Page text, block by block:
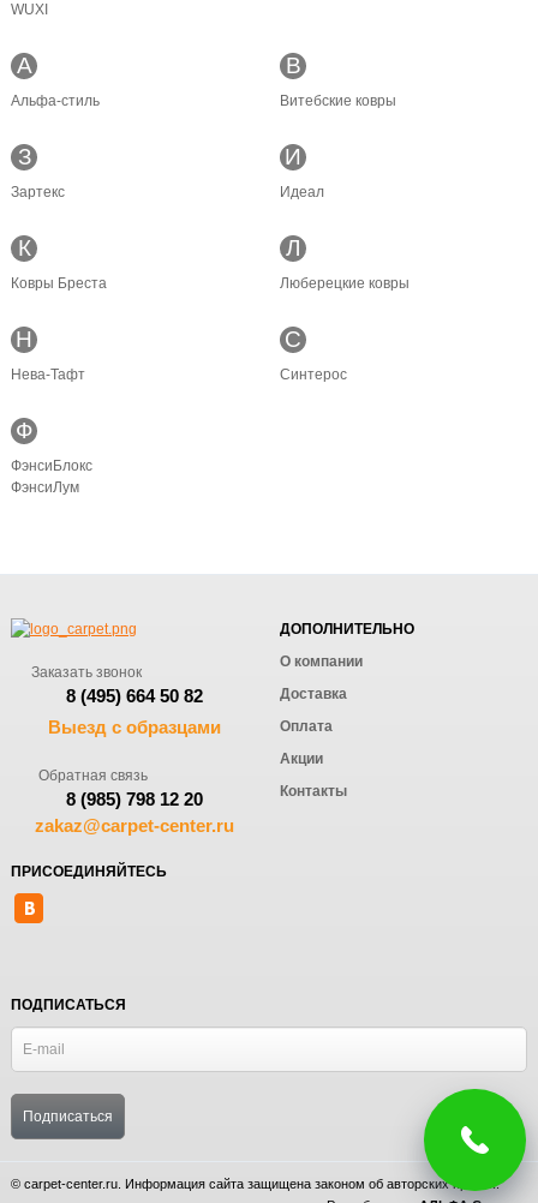
WUXI
А
Альфа-стиль
В
Витебские ковры
З
Зартекс
И
Идеал
К
Ковры Бреста
Л
Люберецкие ковры
Н
Нева-Тафт
С
Синтерос
Ф
ФэнсиБлокс
ФэнсиЛум
Заказать звонок
8 (495) 664 50 82
Выезд с образцами
Обратная связь
8 (985) 798 12 20
zakaz@carpet-center.ru
ДОПОЛНИТЕЛЬНО
О компании
Доставка
Оплата
Акции
Контакты
ПРИСОЕДИНЯЙТЕСЬ
ПОДПИСАТЬСЯ
© carpet-center.ru. Информация сайта защищена законом об авторских правах.